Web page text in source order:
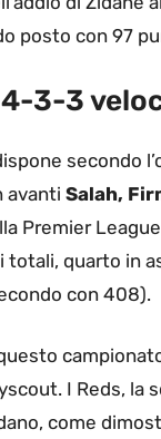
posto con 97
3-3
secondo
avanti Salah,
Premier
totali, quarto in
con 408).
I Reds, la
come